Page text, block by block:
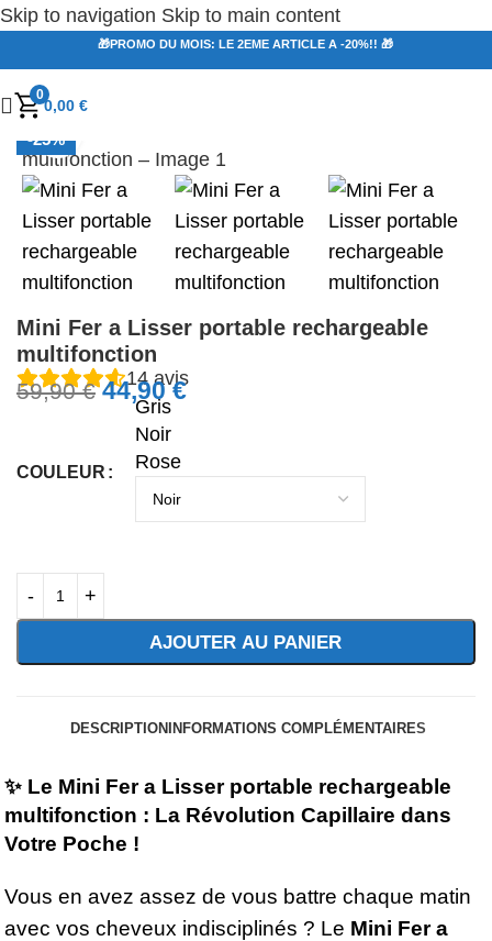
Skip to navigation Skip to main content
🎁PROMO DU MOIS: LE 2EME ARTICLE A -20%!! 🎁
0
0,00 €
-25%
Mini Fer a Lisser portable rechargeable
multifonction
14avis
59,90€ 44,90€
COULEUR
Gris
Noir
Rose
AJOUTER AU PANIER
DESCRIPTIONINFORMATIONS COMPLÉMENTAIRES
✨ Le Mini Fer a Lisser portable rechargeable
multifonction : La Révolution Capillaire dans
Votre Poche !
Vous en avez assez de vous battre chaque matin
avec vos cheveux indisciplinés ? Le Mini Fer a